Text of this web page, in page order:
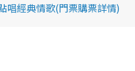
唱經典情歌(門票購票詳情)